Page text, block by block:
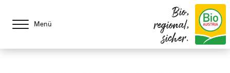
Menü
Bio,
regional,
sicher.